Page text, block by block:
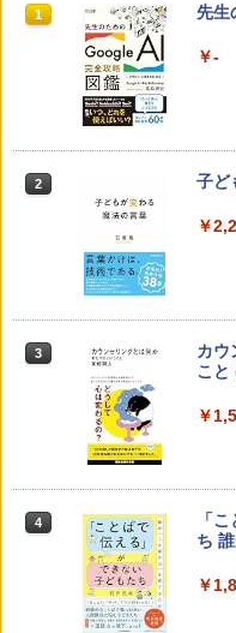
1 先生
￥-
2 子ど
￥
3
カウ
こと
￥
4
「
ち
￥